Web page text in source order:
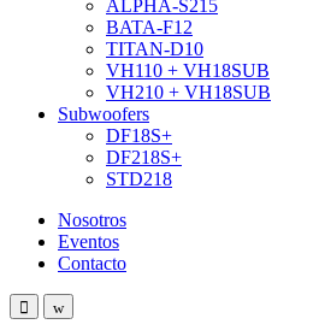
ALPHA-S215
BATA-F12
TITAN-D10
VH110 + VH18SUB
VH210 + VH18SUB
Subwoofers
DF18S+
DF218S+
STD218
Nosotros
Eventos
Contacto